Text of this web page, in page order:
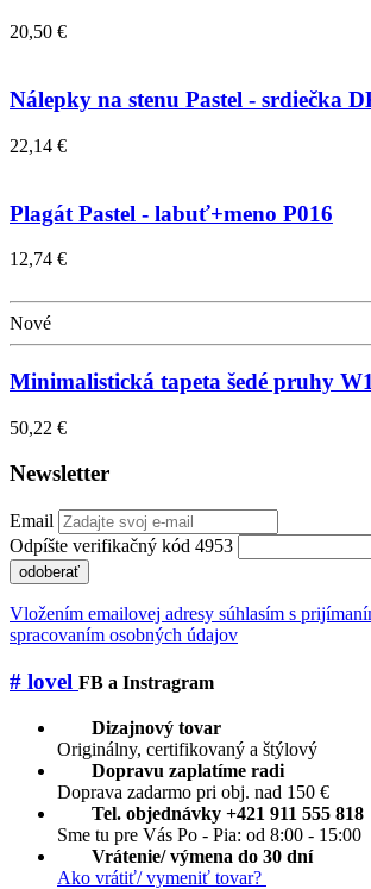
20,50 €
Nálepky na stenu Pastel - srdiečka
22,14 €
Plagát Pastel - labuť+meno P016
12,74 €
Nové
Minimalistická tapeta šedé pruhy
50,22 €
Newsletter
Email
Odpíšte verifikačný kód 4953
odoberať
Vložením emailovej adresy súhlasím s
spracovaním osobných údajov
# lovel FB a Instragram
Dizajnový tovar
Originálny, certifikovaný a štýlový
Dopravu zaplatíme radi
Doprava zadarmo pri obj. nad 150 €
Tel. objednávky +421 911 555 818
Sme tu pre Vás Po - Pia: od 8:00 - 15:00
Vrátenie/ výmena do 30 dní
Ako vrátiť/ vymeniť tovar?